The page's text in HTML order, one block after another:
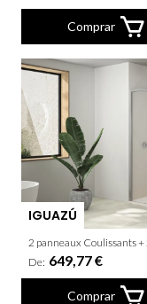
Comprar
IGUAZÚ
De: 649,77 €
Comprar